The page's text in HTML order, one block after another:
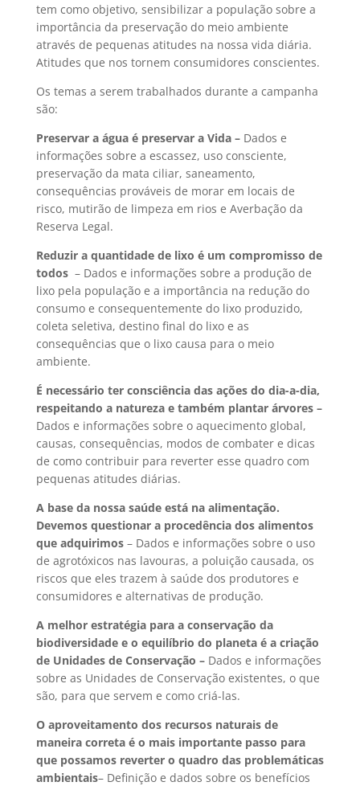
tem como objetivo, sensibilizar a população sobre a
importância da preservação do meio ambiente
através de pequenas atitudes na nossa vida diária.
Atitudes que nos tornem consumidores conscientes.
Os temas a serem trabalhados durante a campanha
são:
Preservar a água é preservar a Vida – Dados e
informações sobre a escassez, uso consciente,
preservação da mata ciliar, saneamento,
consequências prováveis de morar em locais de
risco, mutirão de limpeza em rios e Averbação da
Reserva Legal.
Reduzir a quantidade de lixo é um compromisso de
todos– Dados e informações sobre a produção de
lixo pela população e a importância na redução do
consumo e consequentemente do lixo produzido,
coleta seletiva, destino final do lixo e as
consequências que o lixo causa para o meio
ambiente.
É necessário ter consciência das ações do dia-a-dia,
respeitando a natureza e também plantar árvores –
Dados e informações sobre o aquecimento global,
causas, consequências, modos de combater e dicas
de como contribuir para reverter esse quadro com
pequenas atitudes diárias.
A base da nossa saúde está na alimentação.
Devemos questionar a procedência dos alimentos
que adquirimos – Dados e informações sobre o uso
de agrotóxicos nas lavouras, a poluição causada, os
riscos que eles trazem à saúde dos produtores e
consumidores e alternativas de produção.
A melhor estratégia para a conservação da
biodiversidade e o equilíbrio do planeta é a criação
de Unidades de Conservação – Dados e informações
sobre as Unidades de Conservação existentes, o que
são, para que servem e como criá-las.
O aproveitamento dos recursos naturais de
maneira correta é o mais importante passo para
que possamos reverter o quadro das problemáticas
ambientais– Definição e dados sobre os benefícios